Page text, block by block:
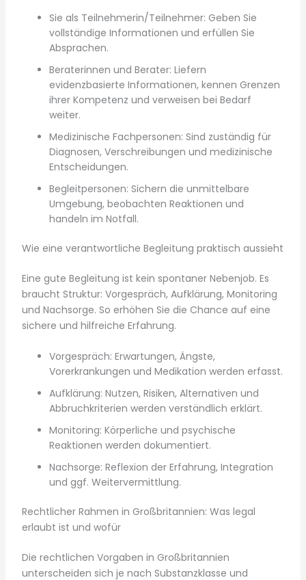
Sie als Teilnehmerin/Teilnehmer: Geben Sie
vollständige Informationen und erfüllen Sie
Absprachen.
Beraterinnen und Berater: Liefern
evidenzbasierte Informationen, kennen Grenzen
ihrer Kompetenz und verweisen bei Bedarf
weiter.
Medizinische Fachpersonen: Sind zuständig für
Diagnosen, Verschreibungen und medizinische
Entscheidungen.
Begleitpersonen: Sichern die unmittelbare
Umgebung, beobachten Reaktionen und
handeln im Notfall.
Wie eine verantwortliche Begleitung praktisch aussieht
Eine gute Begleitung ist kein spontaner Nebenjob. Es
braucht Struktur: Vorgespräch, Aufklärung, Monitoring
und Nachsorge. So erhöhen Sie die Chance auf eine
sichere und hilfreiche Erfahrung.
Vorgespräch: Erwartungen, Ängste,
Vorerkrankungen und Medikation werden erfasst.
Aufklärung: Nutzen, Risiken, Alternativen und
Abbruchkriterien werden verständlich erklärt.
Monitoring: Körperliche und psychische
Reaktionen werden dokumentiert.
Nachsorge: Reflexion der Erfahrung, Integration
und ggf. Weitervermittlung.
Rechtlicher Rahmen in Großbritannien: Was legal
erlaubt ist und wofür
Die rechtlichen Vorgaben in Großbritannien
unterscheiden sich je nach Substanzklasse und